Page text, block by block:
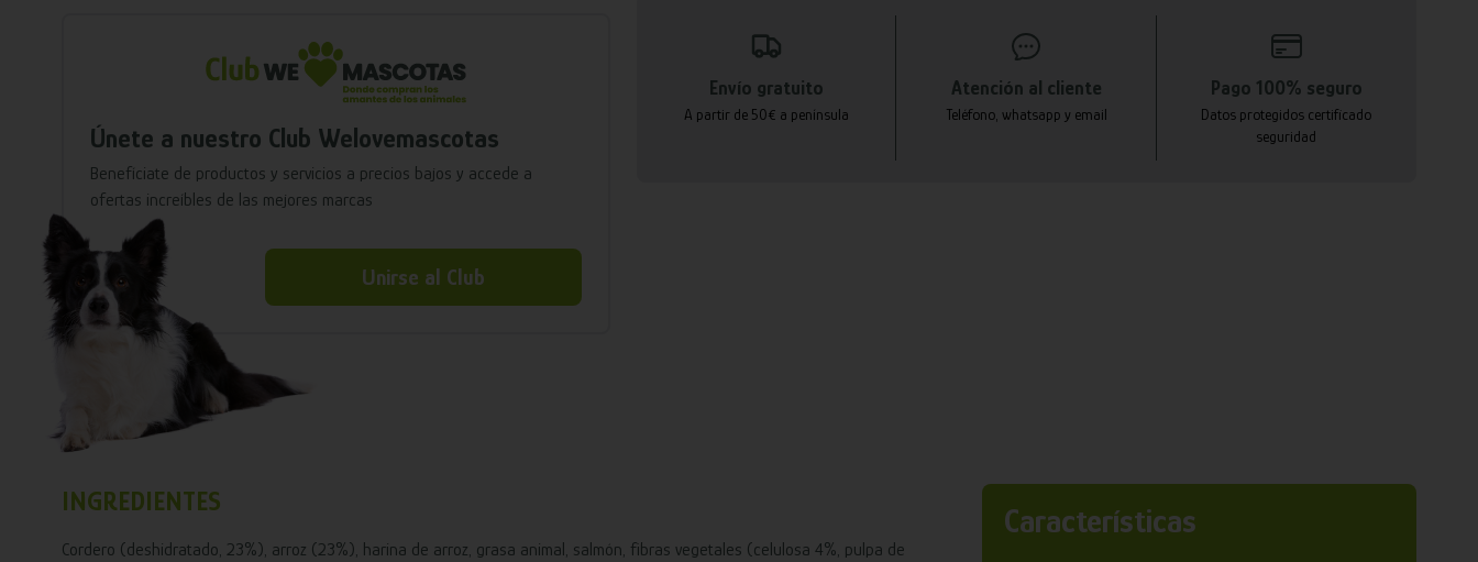
Únete a nuestro Club Welovemascotas
Benefíciate de productos y servicios a precios bajos y accede a
ofertas increíbles de las mejores marcas
Unirse al Club
Envío gratuito
A partir de 50€ a península
Atención al cliente
Teléfono, whatsapp y email
Pago 100% seguro
Datos protegidos certificado
seguridad
INGREDIENTES
Cordero (deshidratado, 23%), arroz (23%), harina de arroz, grasa animal, salmón, fibras vegetales (celulosa 4%, pulpa de
Características